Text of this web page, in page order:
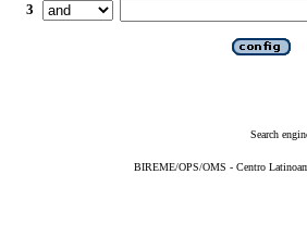
3
Search
BIREME/OPS/OMS - Centro